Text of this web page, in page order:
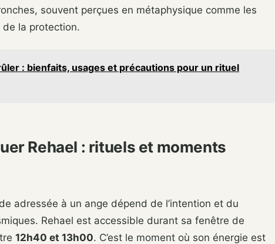
souvent perçues en métaphysique comme les
la protection.
: bienfaits, usages et précautions pour un rituel
Rehael : rituels et moments
adressée à un ange dépend de l’intention et du
Rehael est accessible durant sa fenêtre de
12h40 et 13h00. C’est le moment où son énergie est